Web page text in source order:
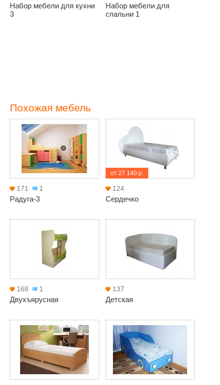
Набор мебели для кухни
3
Набор мебели для
спальни 1
Похожая мебель
171 1
Радуга-3
от 27 140 р.
124
Сердечко
168 1
Двухъярусная
137
Детская